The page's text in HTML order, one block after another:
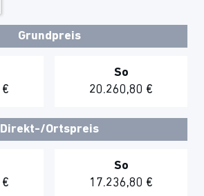
Grundpreis
So
20.260,80 €
Direkt-/Ortspreis
So
17.236,80 €